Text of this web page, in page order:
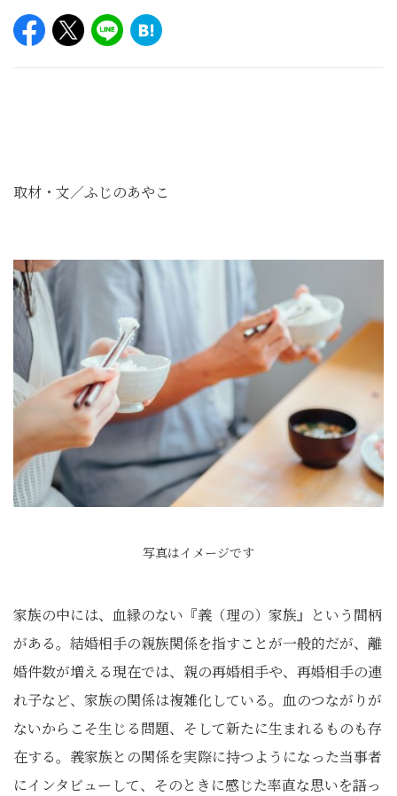
取材・文／ふじのあやこ
写真はイメージです
家族の中には、血縁のない『義（理の）家族』という間柄
がある。結婚相手の親族関係を指すことが一般的だが、離
婚件数が増える現在では、親の再婚相手や、再婚相手の連
れ子など、家族の関係は複雑化している。血のつながりが
ないからこそ生じる問題、そして新たに生まれるものも存
在する。義家族との関係を実際に持つようになった当事者
にインタビューして、そのときに感じた率直な思いを語っ